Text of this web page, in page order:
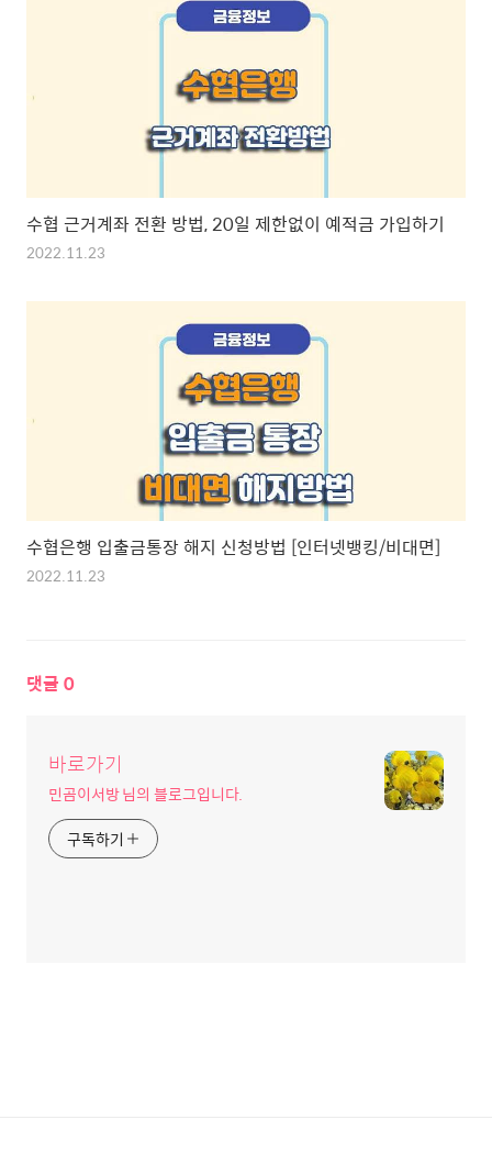
수협 근거계좌 전환 방법, 20일 제한없이 예적금 가입하기
2022.11.23
수협은행 입출금통장 해지 신청방법 [인터넷뱅킹/비대면]
2022.11.23
댓글 0
바로가기
민곰이서방 님의 블로그입니다.
구독하기